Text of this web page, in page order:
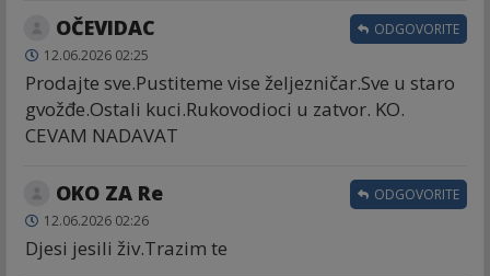
OČEVIDAC
12.06.2026 02:25
Prodajte sve.Pustiteme vise željezničar.Sve u staro
gvožđe.Ostali kuci.Rukovodioci u zatvor. KO.
CEVAM NADAVAT
ODGOVORITE
OKO ZA Re
12.06.2026 02:26
Djesi jesili živ.Trazim te
ODGOVORITE